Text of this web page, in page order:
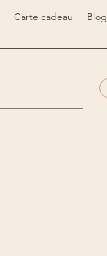
Carte cadeau Blog